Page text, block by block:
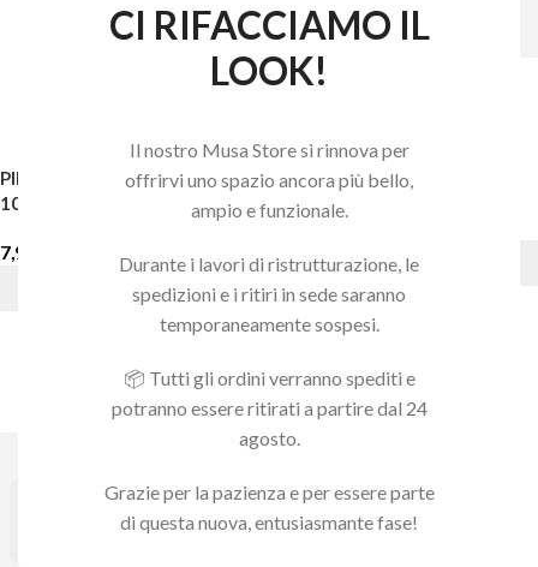
CI RIFACCIAMO IL
LOOK!
Il nostro Musa Store si rinnova per
offrirvi uno spazio ancora più bello,
ampio e funzionale.
Durante i lavori di ristrutturazione, le
spedizioni e i ritiri in sede saranno
temporaneamente sospesi.
📦 Tutti gli ordini verranno spediti e
potranno essere ritirati a partire dal 24
agosto.
Grazie per la pazienza e per essere parte
di questa nuova, entusiasmante fase!
PINZETTA PER SOPRACCIGLIA
10/3
7,90
AGGIUNGI AL CARRELLO
PINZETTA EXPERT 10/1
AGGIUNGI AL CARRELLO